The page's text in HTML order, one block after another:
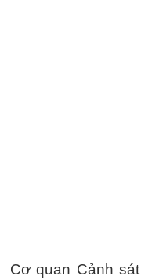
Cơ quan Cảnh